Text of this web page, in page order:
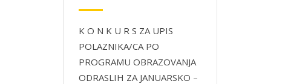
K O N K U R S ZA UPIS
POLAZNIKA/CA PO
PROGRAMU OBRAZOVANJA
ODRASLIH ZA JANUARSKO –